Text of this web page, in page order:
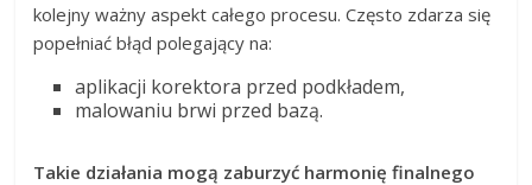
kolejny ważny aspekt całego procesu. Często zdarza się
popełniać błąd polegający na:
aplikacji korektora przed podkładem,
malowaniu brwi przed bazą.
Takie działania mogą zaburzyć harmonię finalnego